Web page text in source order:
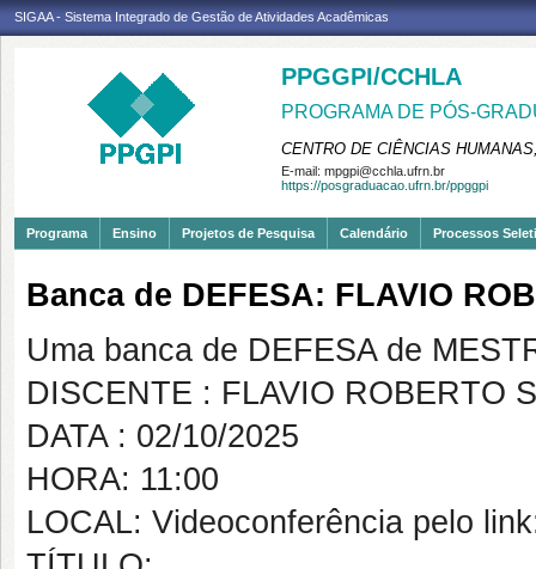
SIGAA - Sistema Integrado de Gestão de Atividades Acadêmicas
PPGGPI/CCHLA
PROGRAMA DE PÓS-
CENTRO DE CIÊNCIAS
E-mail: mpgpi@cchla.ufrn.br
https://posgraduacao.ufrn.br/ppggpi
Programa Ensino Projetos de Pesquisa Calendário Processos
Banca de DEFESA: FLAVIO
Uma banca de DEFESA de
DISCENTE : FLAVIO ROBERTO
DATA : 02/10/2025
HORA: 11:00
LOCAL: Videoconferência pelo